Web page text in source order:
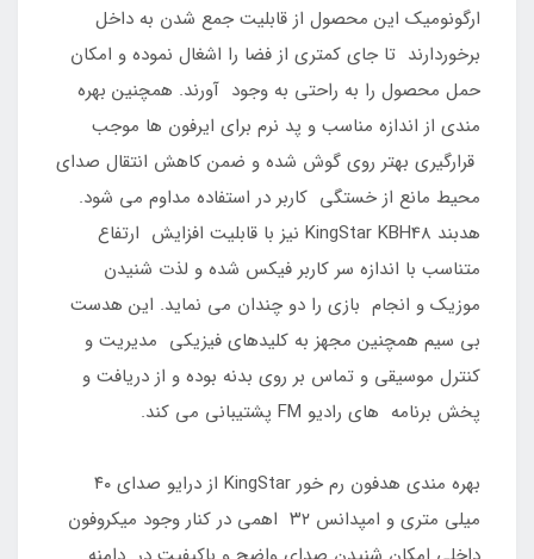
ارگونومیک این محصول از قابلیت جمع شدن به داخل
برخوردارند تا جای کمتری از فضا را اشغال نموده و امکان
حمل محصول را به راحتی به وجود آورند. همچنین بهره
مندی از اندازه مناسب و پد نرم برای ایرفون ها موجب
قرارگیری بهتر روی گوش شده و ضمن کاهش انتقال صدای
محیط مانع از خستگی کاربر در استفاده مداوم می شود.
هدبند KingStar KBH48 نیز با قابلیت افزایش ارتفاع
متناسب با اندازه سر کاربر فیکس شده و لذت شنیدن
موزیک و انجام بازی را دو چندان می نماید. این هدست
بی سیم همچنین مجهز به کلیدهای فیزیکی مدیریت و
کنترل موسیقی و تماس بر روی بدنه بوده و از دریافت و
پخش برنامه های رادیو FM پشتیبانی می کند.
بهره مندی هدفون رم خور KingStar از درایو صدای ۴۰
میلی متری و امپدانس ۳۲ اهمی در کنار وجود میکروفون